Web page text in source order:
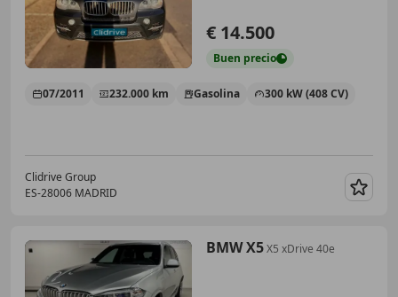
€ 14.500
Buen precio
07/2011 232.000 km Gasolina 300 kW (408 CV)
Clidrive Group
ES-28006 MADRID
BMW X5X5 xDrive 40e